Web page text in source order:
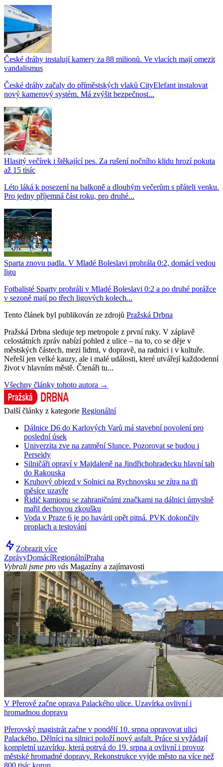
České dráhy instalují kamery za 88 milionů. Ve vlacích mají omezit
vandalismus
České dráhy začaly do příměstských vlaků CityElefant instalovat
nový kamerový systém. Má zvýšit bezpečnost...
Hlasitý večírek i štěkající pes. Za rušení nočního klidu hrozí pokuta
až 15 tisíc
Léto láká k posezení na balkoně a dlouhým večerům s přáteli venku.
Pro jedny příjemná část roku, pro druhé...
Sparta znovu padla. V Mladé Boleslavi prohrála 0:2, domácí vedou
ligu
Fotbalisté Sparty prohráli v Mladé Boleslavi 0:2 a po druhé porážce
v sezoně mají po třech ligových kolech...
Tento článek byl publikován ze zdrojů Pražská Drbna
Pražská Drbna sleduje tep metropole z první ruky. V záplavě
celostátních zpráv nabízí pohled z ulice – na to, co se děje v
městských částech, mezi lidmi, v dopravě, na radnici i v kultuře.
Neřeší jen velké kauzy, ale i malé události, které utvářejí každodenní
život v hlavním městě. Čtenáři tu...
Všechny články tohoto autora →
Další články z kategorie Regionální
Dálnice D6 do Karlových Varů má stavební povolení pro
poslední úsek
Univerzita zve na zatmění Slunce. Pozorovat se budou i
Perseidy
Silničáři opraví v Majdaleně na Jindřichohradecku hlavní tah
do Rakouska
Kruhový objezd v Solnici na Rychnovsku se zítra na tři
měsíce uzavře
Řidič kamionu se zahraničními značkami na dálnici úmyslně
mařil dechovou zkoušku
Voda v Praze 6 je po havárii opět pitná. PVK dokončily
proplach a testování
Zobrazit více
ZprávyDomácíRegionálníPraha
Vybrali jsme pro vás Magazíny a zajímavosti
V Přerově začne oprava Palackého ulice. Uzavírka ovlivní i
hromadnou dopravu
Přerovský magistrát začne v pondělí 10. srpna opravovat ulici
Palackého. Dělníci na silnici položí nový asfalt. Práce si vyžádají
kompletní uzavírku, která potrvá do 19. srpna a ovlivní i provoz
městské hromadné dopravy. Rekonstrukce vyjde město na více než
800 tisíc korun.